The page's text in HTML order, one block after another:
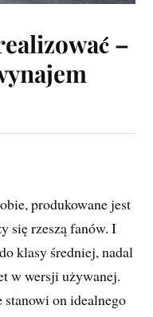
–
produkowane jest
się rzeszą fanów. I
klasy średniej, nadal
w wersji używanej.
stanowi on idealnego